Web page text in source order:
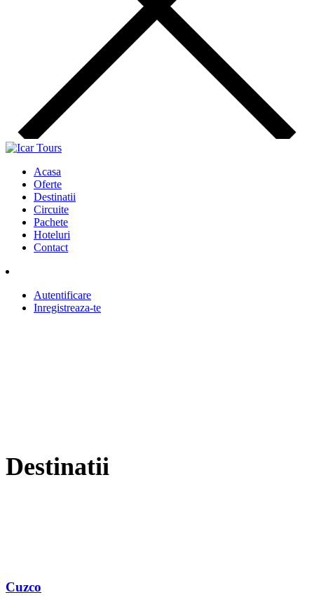
Acasa
Oferte
Destinatii
Circuite
Pachete
Hoteluri
Contact
Autentificare
Inregistreaza-te
Destinatii
Cuzco